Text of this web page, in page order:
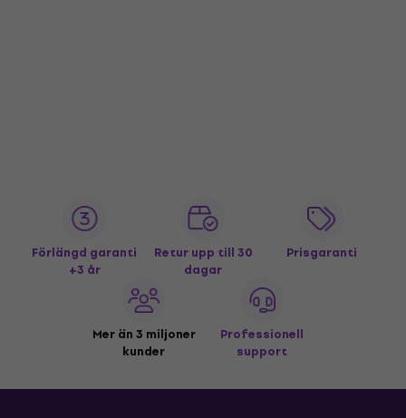
Förlängd garanti
+3 år
Retur upp till 30
dagar
Prisgaranti
Mer än 3 miljoner
kunder
Professionell
support